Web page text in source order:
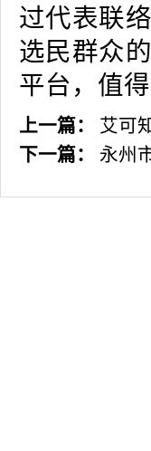
过代表联
选民群众
平台，值
上一篇：
艾可
下一篇：
永州